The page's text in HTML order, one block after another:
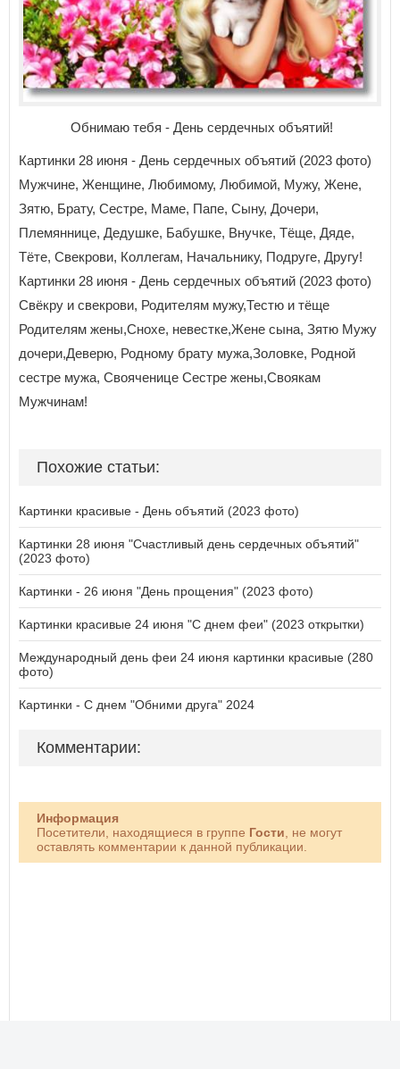
Обнимаю тебя - День сердечных объятий!
Картинки 28 июня - День сердечных объятий (2023 фото)
Мужчине, Женщине, Любимому, Любимой, Мужу, Жене,
Зятю, Брату, Сестре, Маме, Папе, Сыну, Дочери,
Племяннице, Дедушке, Бабушке, Внучке, Тёще, Дяде,
Тёте, Свекрови, Коллегам, Начальнику, Подруге, Другу!
Картинки 28 июня - День сердечных объятий (2023 фото)
Свёкру и свекрови, Родителям мужу,Тестю и тёще
Родителям жены,Снохе, невестке,Жене сына, Зятю Мужу
дочери,Деверю, Родному брату мужа,Золовке, Родной
сестре мужа, Свояченице Сестре жены,Своякам
Мужчинам!
Похожие статьи:
Картинки красивые - День объятий (2023 фото)
Картинки 28 июня "Счастливый день сердечных объятий"
(2023 фото)
Картинки - 26 июня "День прощения" (2023 фото)
Картинки красивые 24 июня "С днем феи" (2023 открытки)
Международный день феи 24 июня картинки красивые (280
фото)
Картинки - С днем "Обними друга" 2024
Комментарии:
Информация
Посетители, находящиеся в группе Гости, не могут
оставлять комментарии к данной публикации.